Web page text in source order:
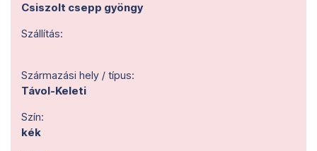
Csiszolt csepp gyöngy
Szállítás:
Származási hely / típus:
Távol-Keleti
Szín:
kék